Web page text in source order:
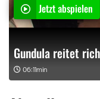
Jetzt abspielen
Gundula reitet
06:11min